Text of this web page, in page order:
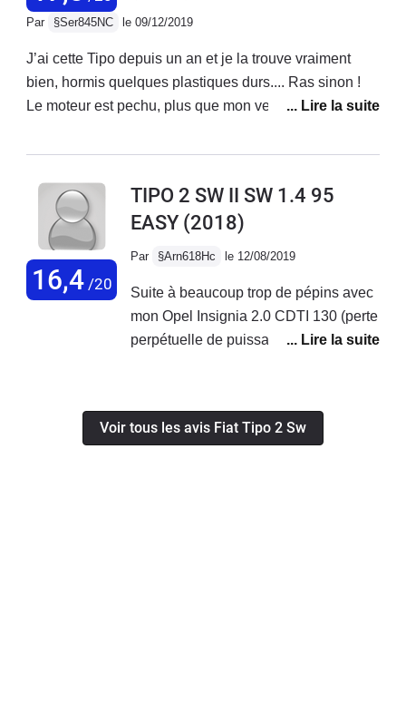
colorées pour les faire revenir.
était en vacances
Par §Ser845NC le 09/12/2019
J’ai cette Tipo depuis un an et je la trouve vraiment
bien, hormis quelques plastiques durs.... Ras sinon !
Le moteur est pechu, plus que mon verso 126 D4D qui
qualité - prix est imbattable, et je sais de quoi je parle
les deux ans environ! Bravo Fiat, sortez la en hybride.
16,4/20
TIPO 2 SW II SW 1.4 95
EASY (2018)
Par §Arn618Hc le 12/08/2019
Suite à beaucoup trop de pépins avec
mon Opel Insignia 2.0 CDTI 130 (perte
perpétuelle de puissance, soucis
etc..), je me suis résolu à la vendre
pour l’exportation. N’ayant pas un
Voir tous les avis Fiat Tipo 2 Sw